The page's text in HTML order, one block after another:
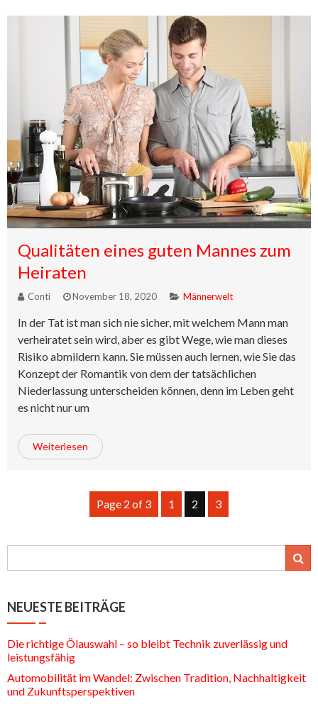
Qualitäten eines guten Mannes zum
Heiraten
Conti November 18, 2020 Männerwelt
In der Tat ist man sich nie sicher, mit welchem Mann man
verheiratet sein wird, aber es gibt Wege, wie man dieses
Risiko abmildern kann. Sie müssen auch lernen, wie Sie das
Konzept der Romantik von dem der tatsächlichen
Niederlassung unterscheiden können, denn im Leben geht
es nicht nur um
Weiterlesen
Page 2 of 3 1 2 3
NEUESTE BEITRÄGE
Die richtige Ölauswahl – so bleibt Technik zuverlässig und
leistungsfähig
Automobilität im Wandel: Zwischen Tradition, Nachhaltigkeit
und Zukunftsperspektiven